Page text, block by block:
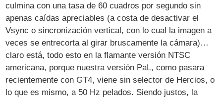
culmina con una tasa de 60 cuadros por segundo sin
apenas caídas apreciables (a costa de desactivar el
Vsync o sincronización vertical, con lo cual la imagen a
veces se entrecorta al girar bruscamente la cámara)…
claro está, todo esto en la flamante versión NTSC
americana, porque nuestra versión PaL, como pasara
recientemente con GT4, viene sin selector de Hercios, o
lo que es mismo, a 50 Hz pelados. Siendo justos, la